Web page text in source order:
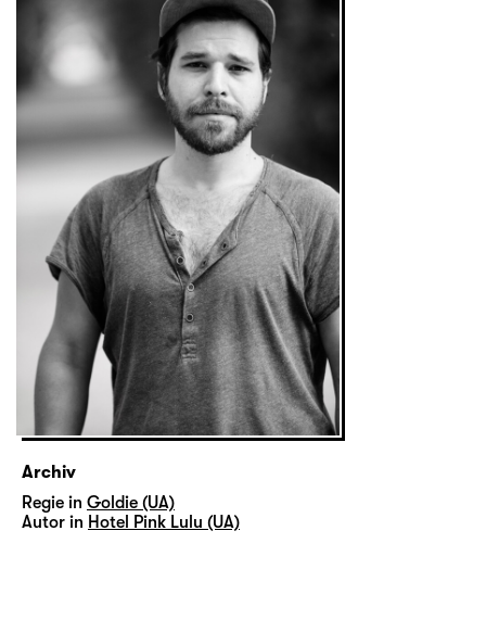
Archiv
Regie in Goldie (UA)
Autor in Hotel Pink Lulu (UA)